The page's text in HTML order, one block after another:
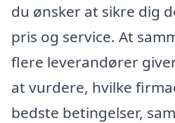
du ønsker at sikre dig
pris og service. At
flere leverandører
at vurdere, hvilke
bedste betingelser,